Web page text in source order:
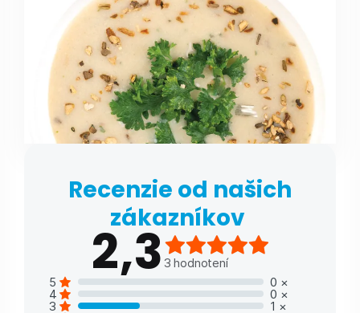
Recenzie od našich
zákazníkov
2,3 3 hodnotení
5
0 ×
4 0 ×
3 1 ×